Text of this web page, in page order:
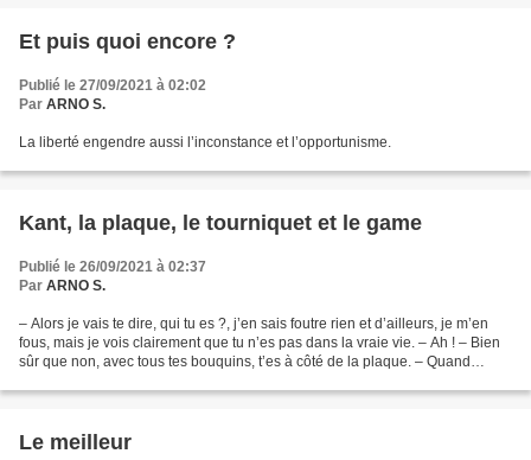
Et puis quoi encore ?
Publié le 27/09/2021 à 02:02
Par ARNO S.
La liberté engendre aussi l’inconstance et l’opportunisme.
Kant, la plaque, le tourniquet et le game
Publié le 26/09/2021 à 02:37
Par ARNO S.
– Alors je vais te dire, qui tu es ?, j’en sais foutre rien et d’ailleurs, je m’en
fous, mais je vois clairement que tu n’es pas dans la vraie vie. – Ah ! – Bien
sûr que non, avec tous tes bouquins, t’es à côté de la plaque. – Quand
Le meilleur